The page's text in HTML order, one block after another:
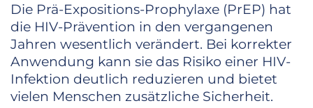
Die Prä-Expositions-Prophylaxe (PrEP) hat
die HIV-Prävention in den vergangenen
Jahren wesentlich verändert. Bei korrekter
Anwendung kann sie das Risiko einer HIV-
Infektion deutlich reduzieren und bietet
vielen Menschen zusätzliche Sicherheit.